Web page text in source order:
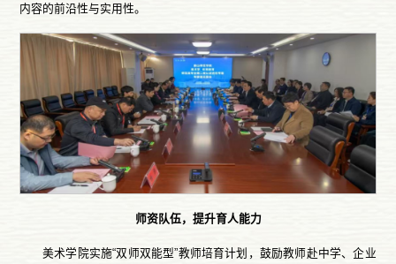
内容的前沿性与实用性。
师资队伍，提升育人能力
美术学院实施“双师双能型”教师培育计划，鼓励教师赴中学、企业